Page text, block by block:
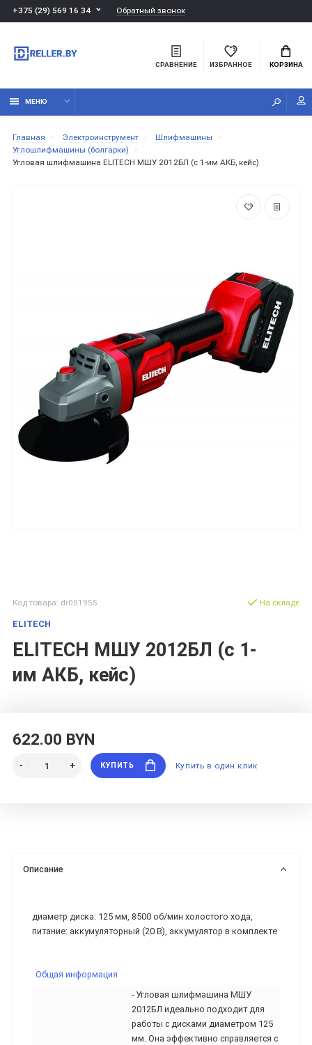
+375 (29) 569 16 34 Обратный звонок
СРАВНЕНИЕ ИЗБРАННОЕ КОРЗИНА
МЕНЮ
Главная Электроинструмент
Шлифмашины
Углошлифмашины (болгарки)
Угловая шлифмашина ELITECH МШУ 2012БЛ (с 1-им АКБ, кейс)
Код товара: dr051955
ELITECH
ELITECH МШУ 2012БЛ (с 1-
им АКБ, кейс)
На складе
622.00 BYN
КУПИТЬ Купить в один клик
Описание
диаметр диска: 125 мм, 8500 об/мин холостого хода,
питание: аккумуляторный (20 В), аккумулятор в комплекте
Общая информация
- Угловая шлифмашина МШУ
2012БЛ идеально подходит для
работы с дисками диаметром 125
мм. Она эффективно справляется с